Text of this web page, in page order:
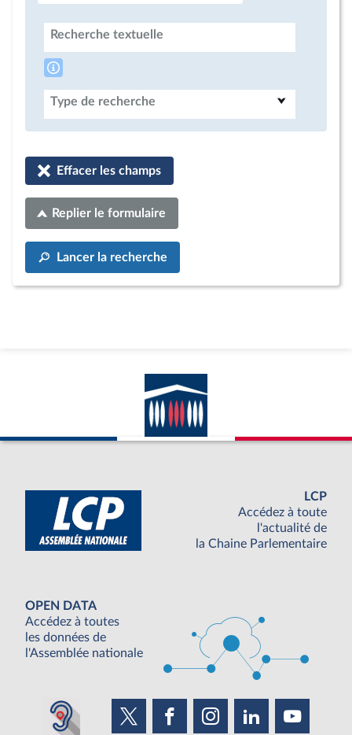
Recherche textuelle
Type de recherche
Effacer les champs
Replier le formulaire
Lancer la recherche
LCP
Accédez à toute
l'actualité de
la Chaine Parlementaire
OPEN DATA
Accédez à toutes
les données de
l'Assemblée nationale